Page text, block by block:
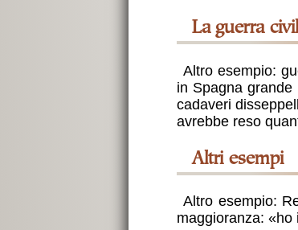
La guerra
Altro esempio:
in Spagna
cadaveri
avrebbe reso
altri esempi
Altro esempio:
maggioranza: